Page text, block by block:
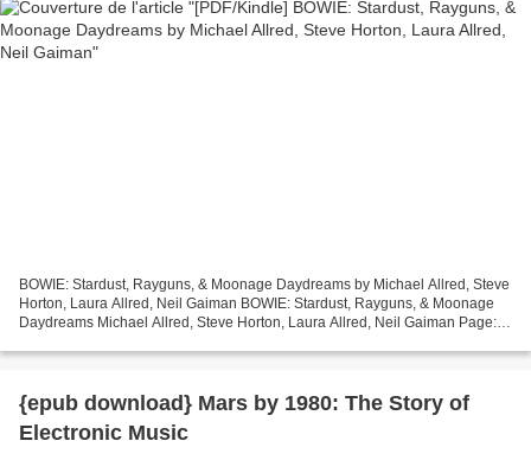
BOWIE: Stardust, Rayguns, & Moonage Daydreams by Michael Allred, Steve
Horton, Laura Allred, Neil Gaiman BOWIE: Stardust, Rayguns, & Moonage
Daydreams Michael Allred, Steve Horton, Laura Allred, Neil Gaiman Page:
{epub download} Mars by 1980: The Story of
Electronic Music